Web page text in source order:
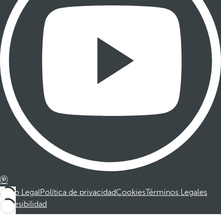
Aviso LegalPolítica de privacidadCookiesTérminos Legales
Accesibilidad